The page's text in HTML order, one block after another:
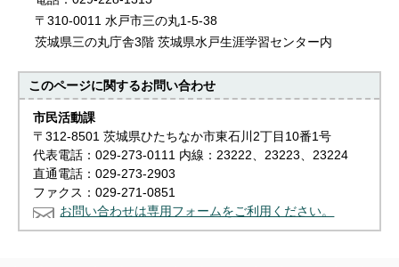
〒310-0011 水戸市三の丸1-5-38
茨城県三の丸庁舎3階 茨城県水戸生涯学習センター内
このページに関するお問い合わせ
市民活動課
〒312-8501 茨城県ひたちなか市東石川2丁目10番1号
代表電話：029-273-0111 内線：23222、23223、23224
直通電話：029-273-2903
ファクス：029-271-0851
お問い合わせは専用フォームをご利用ください。